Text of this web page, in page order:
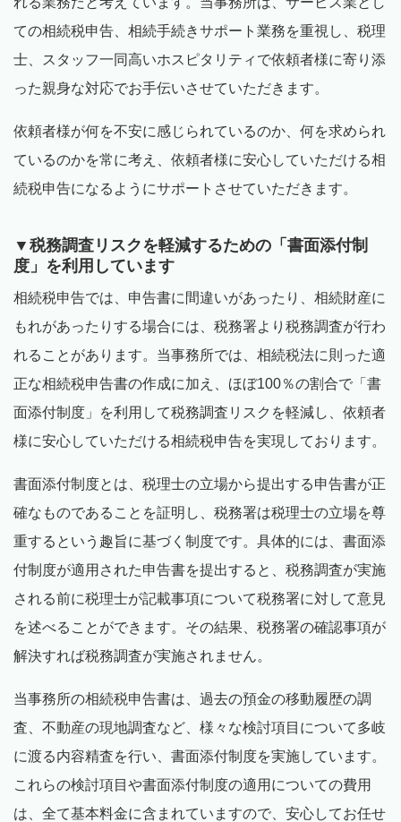
ての相続税申告、相続手続きサポート業務を重視し、税理
士、スタッフ一同高いホスピタリティで依頼者様に寄り添
った親身な対応でお手伝いさせていただきます。
依頼者様が何を不安に感じられているのか、何を求められ
ているのかを常に考え、依頼者様に安心していただける相
続税申告になるようにサポートさせていただきます。
▼税務調査リスクを軽減するための「書面添付制
度」を利用しています
相続税申告では、申告書に間違いがあったり、相続財産に
もれがあったりする場合には、税務署より税務調査が行わ
れることがあります。当事務所では、相続税法に則った適
正な相続税申告書の作成に加え、ほぼ100％の割合で「書
面添付制度」を利用して税務調査リスクを軽減し、依頼者
様に安心していただける相続税申告を実現しております。
書面添付制度とは、税理士の立場から提出する申告書が正
確なものであることを証明し、税務署は税理士の立場を尊
重するという趣旨に基づく制度です。具体的には、書面添
付制度が適用された申告書を提出すると、税務調査が実施
される前に税理士が記載事項について税務署に対して意見
を述べることができます。その結果、税務署の確認事項が
解決すれば税務調査が実施されません。
当事務所の相続税申告書は、過去の預金の移動履歴の調
査、不動産の現地調査など、様々な検討項目について多岐
に渡る内容精査を行い、書面添付制度を実施しています。
これらの検討項目や書面添付制度の適用についての費用
は、全て基本料金に含まれていますので、安心してお任せ